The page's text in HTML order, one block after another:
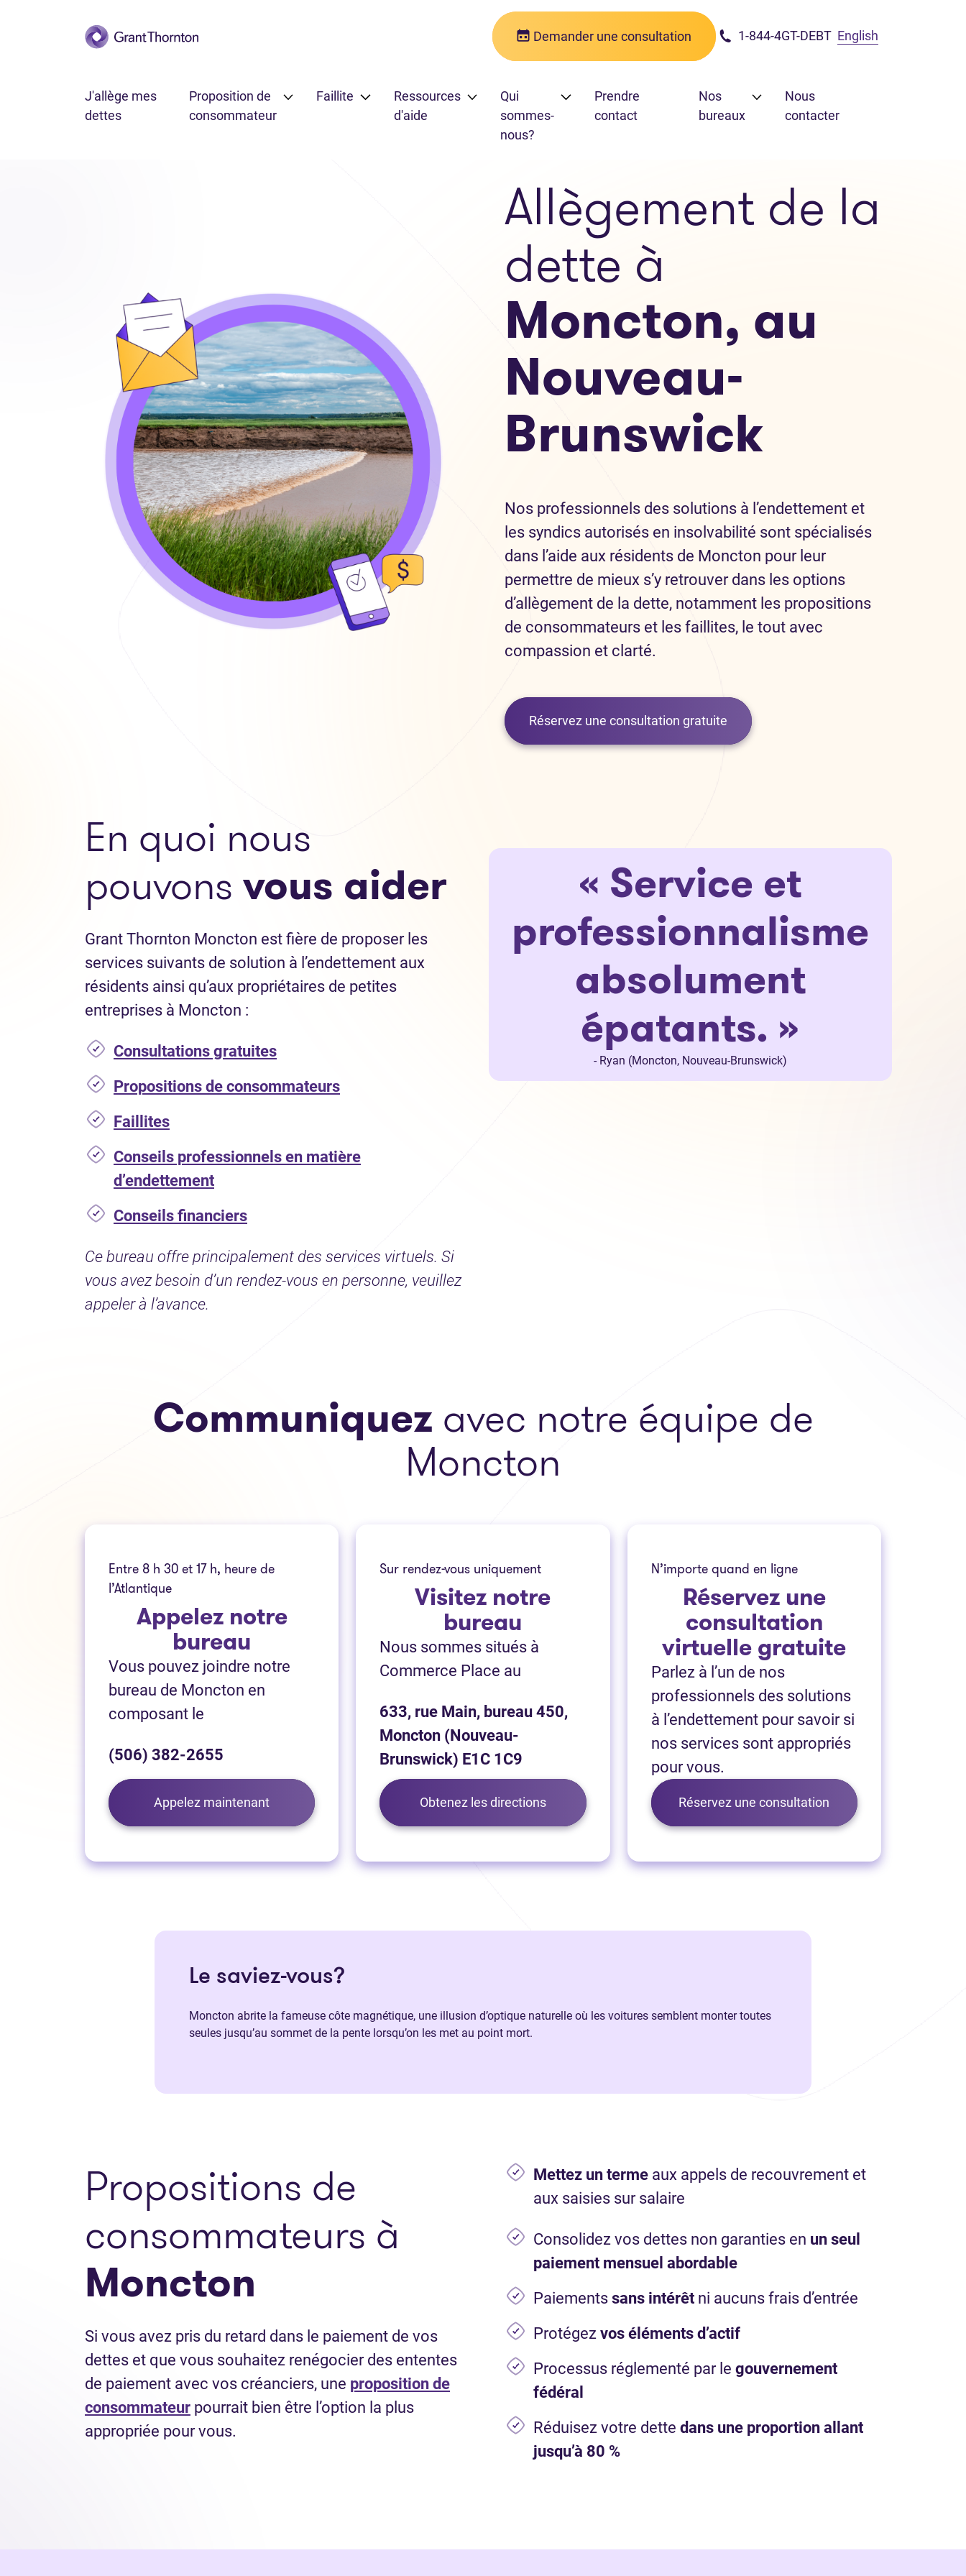
Passer au contenu principal Demander une consultation 1-844-4GT-DEBT English
J'allège mes
dettes
Proposition de
consommateur
Faillite
Ressources
d'aide
Qui
sommes-
nous?
Prendre
contact
Nos
bureaux
Nous
contacter
Allègement de la
dette à
Moncton, au
Nouveau-
Brunswick
Nos professionnels des solutions à l’endettement et
les syndics autorisés en insolvabilité sont spécialisés
dans l’aide aux résidents de Moncton pour leur
permettre de mieux s’y retrouver dans les options
d’allègement de la dette, notamment les propositions
de consommateurs et les faillites, le tout avec
compassion et clarté.
Réservez une consultation gratuite
En quoi nous
pouvons vous aider
Grant Thornton Moncton est fière de proposer les
services suivants de solution à l’endettement aux
résidents ainsi qu’aux propriétaires de petites
entreprises à Moncton :
Consultations gratuites
Propositions de consommateurs
Faillites
Conseils professionnels en matière
d’endettement
Conseils financiers
Ce bureau offre principalement des services virtuels. Si
vous avez besoin d’un rendez-vous en personne, veuillez
appeler à l’avance.
« Service et
professionnalisme
absolument
épatants. »
- Ryan (Moncton, Nouveau-Brunswick)
Communiquez avec notre équipe de
Moncton
Entre 8 h 30 et 17 h, heure de
l’Atlantique
Appeleznotre
bureau
Vous pouvez joindre notre
bureau de Moncton en
composant le
(506) 382-2655
Appelez maintenant
Sur rendez-vous uniquement
Visitez notre
bureau
Nous sommes situés à
Commerce Place au
633, rue Main, bureau 450,
Moncton (Nouveau-
Brunswick) E1C 1C9
Obtenez les directions(Ouvre dans un nouvel onglet)
N’importe quand en ligne
Réservez une
consultation
virtuelle gratuite
Parlez à l’un de nos
professionnels des solutions
à l’endettement pour savoir si
nos services sont appropriés
pour vous.
Réservez une consultation
Le saviez-vous?
Moncton abrite la fameuse côte magnétique, une illusion d’optique naturelle où les voitures semblent monter toutes
seules jusqu’au sommet de la pente lorsqu’on les met au point mort.
Propositions de
consommateurs à
Moncton
Si vous avez pris du retard dans le paiement de vos
dettes et que vous souhaitez renégocier des ententes
de paiement avec vos créanciers, une proposition de
consommateur pourrait bien être l’option la plus
appropriée pour vous.
Mettez un terme aux appels de recouvrement et
aux saisies sur salaire
Consolidez vos dettes non garanties en un seul
paiement mensuel abordable
Paiements sans intérêt ni aucuns frais d’entrée
Protégez vos éléments d’actif
Processus réglementé par le gouvernement
fédéral
Réduisez votre dette dans une proportion allant
jusqu’à 80 %